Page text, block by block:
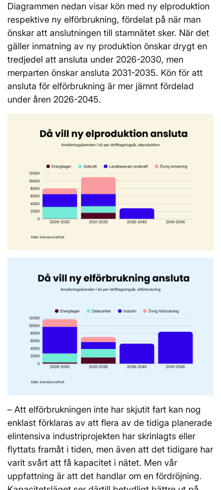
Diagrammen nedan visar kön med ny elproduktion
respektive ny elförbrukning, fördelat på när man
önskar att anslutningen till stamnätet sker. När det
gäller inmatning av ny produktion önskar drygt en
tredjedel att ansluta under 2026-2030, men
merparten önskar ansluta 2031-2035. Kön för att
ansluta för elförbrukning är mer jämnt fördelad
under åren 2026-2045.
– Att elförbrukningen inte har skjutit fart kan nog
enklast förklaras av att flera av de tidiga planerade
elintensiva industriprojekten har skrinlagts eller
flyttats framåt i tiden, men även att det tidigare har
varit svårt att få kapacitet i nätet. Men vår
uppfattning är att det handlar om en fördröjning.